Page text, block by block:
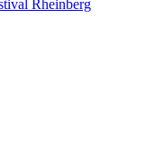
Rheinberg